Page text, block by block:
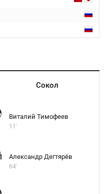
Сокол
Виталий Тимофеев
11'
Александр Дегтярёв
64'